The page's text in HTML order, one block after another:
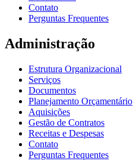
Contato
Perguntas Frequentes
Administração
Estrutura Organizacional
Serviços
Documentos
Planejamento Orçamentário
Aquisições
Gestão de Contratos
Receitas e Despesas
Contato
Perguntas Frequentes